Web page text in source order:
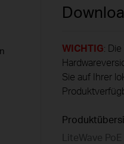
WICHTIG:
Sie auf Ihrer
LiteWave